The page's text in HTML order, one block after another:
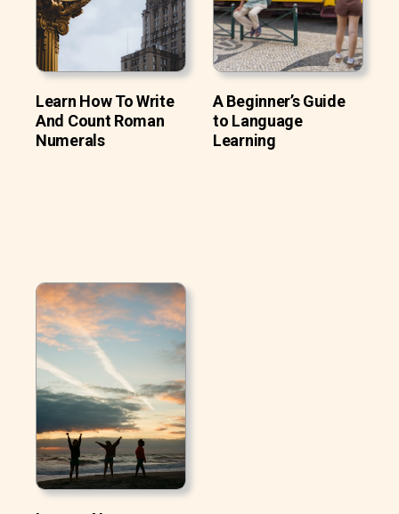
Learn How To Write
And Count Roman
Numerals
A Beginner’s Guide
to Language
Learning